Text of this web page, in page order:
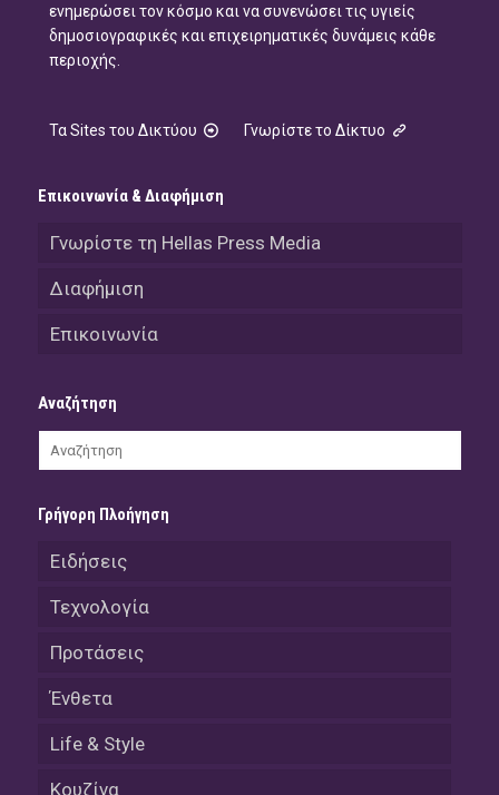
ενημερώσει τον κόσμο και να συνενώσει τις υγιείς
δημοσιογραφικές και επιχειρηματικές δυνάμεις κάθε
περιοχής.
Τα Sites του Δικτύου Γνωρίστε το Δίκτυο
Επικοινωνία & Διαφήμιση
Γνωρίστε τη Hellas Press Media
Διαφήμιση
Επικοινωνία
Αναζήτηση
Γρήγορη Πλοήγηση
Ειδήσεις
Τεχνολογία
Προτάσεις
Ένθετα
Life & Style
Κουζίνα